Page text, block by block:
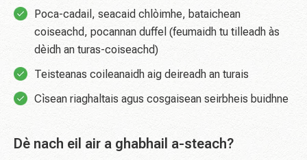
Poca-cadail, seacaid chlòimhe, bataichean
coiseachd, pocannan duffel (feumaidh tu tilleadh às
dèidh an turas-coiseachd)
Teisteanas coileanaidh aig deireadh an turais
Cìsean riaghaltais agus cosgaisean seirbheis buidhne
Dè nach eil air a ghabhail a-steach?